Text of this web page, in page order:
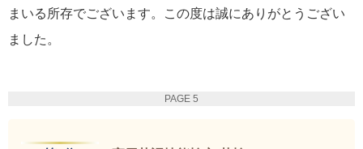
まいる所存でございます。この度は誠にありがとうござい
ました。
PAGE 5